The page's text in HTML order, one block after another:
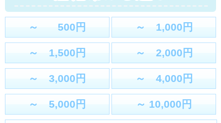
～ 500円 ～ 1,000円
～ 1,500円 ～ 2,000円
～ 3,000円 ～ 4,000円
～ 5,000円 ～ 10,000円